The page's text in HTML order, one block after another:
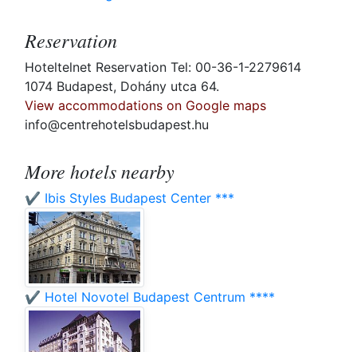
Reservation
Hoteltelnet Reservation Tel: 00-36-1-2279614
1074 Budapest, Dohány utca 64.
View accommodations on Google maps
info@centrehotelsbudapest.hu
More hotels nearby
✔️ Ibis Styles Budapest Center ***
✔️ Hotel Novotel Budapest Centrum ****